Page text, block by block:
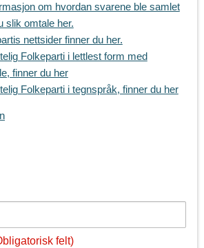
om hvordan svarene ble samlet
slik omtale her.
nettsider finner du her.
Folkeparti i lettlest form med
finner du her
Folkeparti i tegnspråk, finner du her
felt)